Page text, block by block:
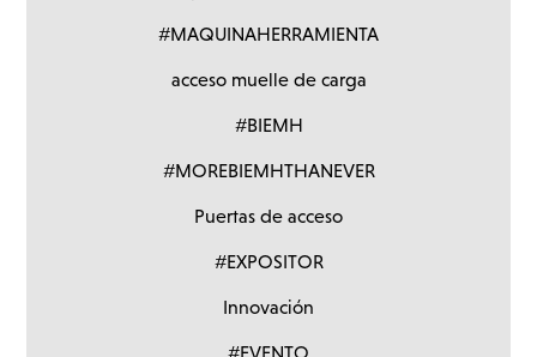
#MAQUINAHERRAMIENTA
acceso muelle de carga
#BIEMH
#MOREBIEMHTHANEVER
Puertas de acceso
#EXPOSITOR
Innovación
#EVENTO